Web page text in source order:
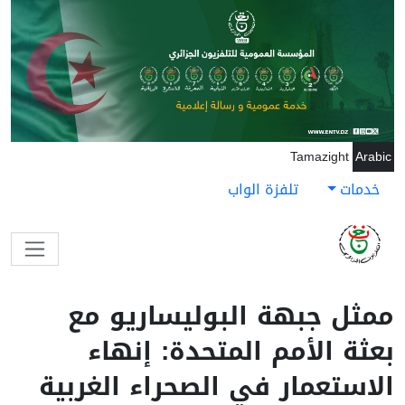
تجاوز إلى المحتوى الرئيسي
Arabic
Tamazight
خدمات تلفزة الواب
ممثل جبهة البوليساريو مع
بعثة الأمم المتحدة: إنهاء
الاستعمار في الصحراء الغربية